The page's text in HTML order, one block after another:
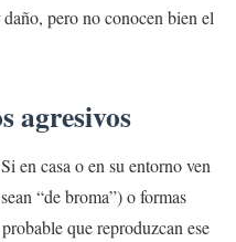
pero no conocen bien el
agresivos
en casa o en su entorno ven
“de broma”) o formas
que reproduzcan ese